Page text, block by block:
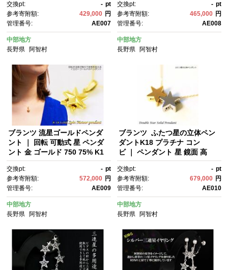
ー 鏡面 鏡 鏡面仕上げ ジュエリ
ー ハイジュエリー 貴金属 75
0 金 ゴールド プレゼント クリ
スマス 誕生日
交換pt: - pt
参考寄附額:
429,000 円
管理番号:
AE007
中部地方
長野県
阿智村
体 夜空 スピン プレゼント クリ
スマス 贈答 アクセサリー 装
飾 高級 貴金属
交換pt: - pt
参考寄附額:
465,000 円
管理番号:
AE008
中部地方
長野県
阿智村
ブランツ 流星ゴールドペンダ
ント ｜ 回転 可動式 星 ペンダ
ント 金 ゴールド 750 75% K1
星 銀 首飾り 天体 夜空 スピ
ン プレゼント 送料無料 クリス
マス 贈答 アクセサリー 装飾 貴
金属 高級
交換pt: - pt
参考寄附額:
572,000 円
管理番号:
AE009
中部地方
長野県
阿智村
ブランツ ふたつ星の立体ペン
ダントK18 プラチナ コン
ビ ｜ ペンダント 星 鏡面 高
ド プレゼント 記念日 誕生日 ク
リスマス 喜ばれる 五芒星 アク
セサリー ネックレス ワンポイ
ント 星空 宙ジュエリー ペンダ
ント メテオ star スター 首飾
り 天体 夜空
交換pt: - pt
参考寄附額:
679,000 円
管理番号:
AE010
中部地方
長野県
阿智村